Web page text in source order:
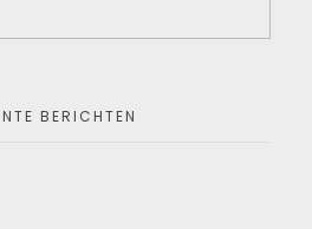
BERICHTEN